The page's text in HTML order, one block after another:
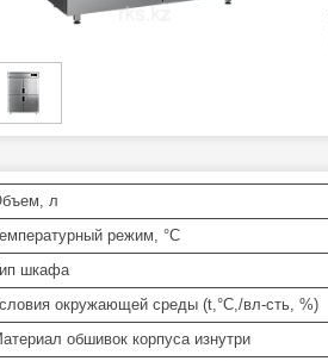
л
режим, °C
шкафа
окружающей среды (t,°C,/вл-сть, %)
обшивок корпуса изнутри